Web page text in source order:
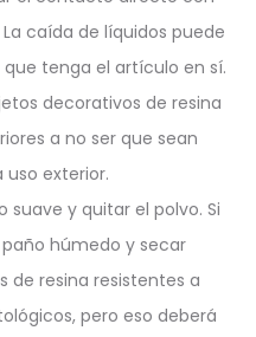
caída de líquidos puede
tenga el artículo en sí.
decorativos de resina
a no ser que sean
exterior.
suave y quitar el polvo. Si
húmedo y secar
de resina resistentes a
pero eso deberá